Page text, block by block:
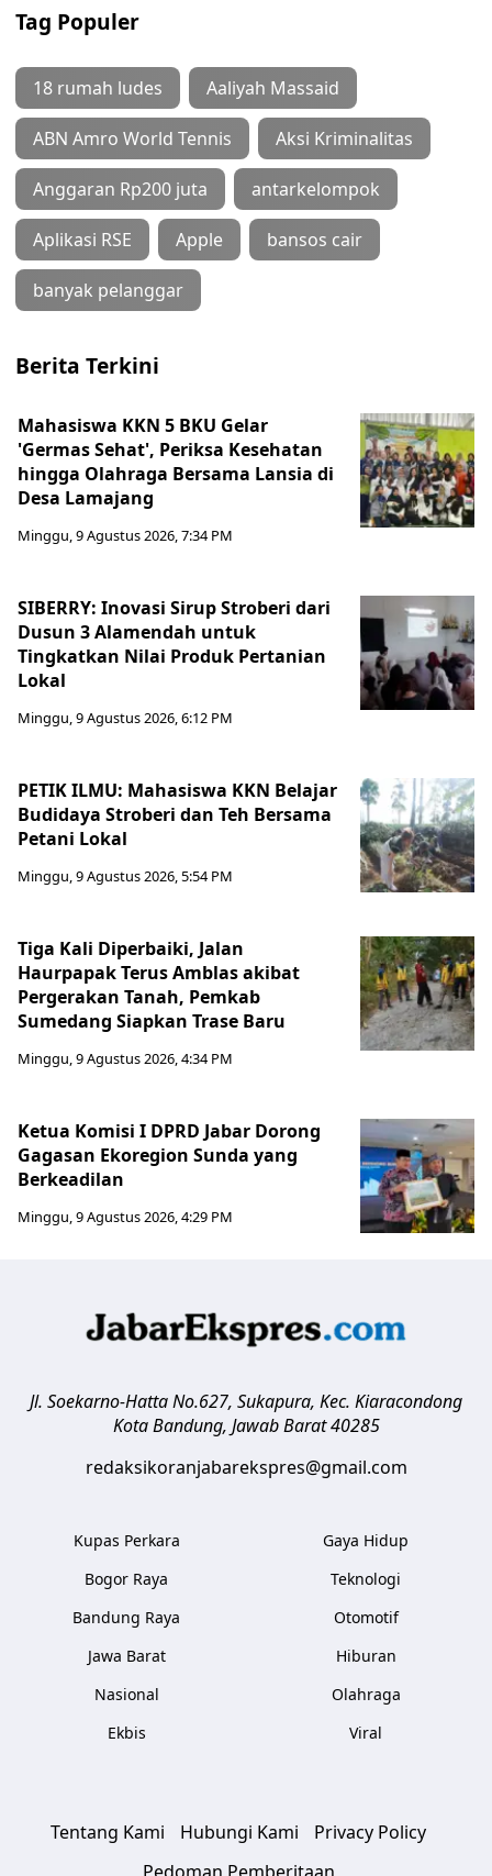
Tag Populer
18 rumah ludes Aaliyah Massaid
ABN Amro World Tennis Aksi Kriminalitas
Anggaran Rp200 juta antarkelompok
Aplikasi RSE Apple bansos cair
banyak pelanggar
Berita Terkini
Mahasiswa KKN 5 BKU Gelar
'Germas Sehat', Periksa Kesehatan
hingga Olahraga Bersama Lansia di
Desa Lamajang
Minggu, 9 Agustus 2026, 7:34 PM
SIBERRY: Inovasi Sirup Stroberi dari
Dusun 3 Alamendah untuk
Tingkatkan Nilai Produk Pertanian
Lokal
Minggu, 9 Agustus 2026, 6:12 PM
PETIK ILMU: Mahasiswa KKN Belajar
Budidaya Stroberi dan Teh Bersama
Petani Lokal
Minggu, 9 Agustus 2026, 5:54 PM
Tiga Kali Diperbaiki, Jalan
Haurpapak Terus Amblas akibat
Pergerakan Tanah, Pemkab
Sumedang Siapkan Trase Baru
Minggu, 9 Agustus 2026, 4:34 PM
Ketua Komisi I DPRD Jabar Dorong
Gagasan Ekoregion Sunda yang
Berkeadilan
Minggu, 9 Agustus 2026, 4:29 PM
Jl. Soekarno-Hatta No.627, Sukapura, Kec. Kiaracondong
Kota Bandung, Jawab Barat 40285
redaksikoranjabarekspres@gmail.com
Kupas Perkara
Bogor Raya
Bandung Raya
Jawa Barat
Nasional
Ekbis
Gaya Hidup
Teknologi
Otomotif
Hiburan
Olahraga
Viral
Tentang Kami Hubungi Kami
Privacy Policy